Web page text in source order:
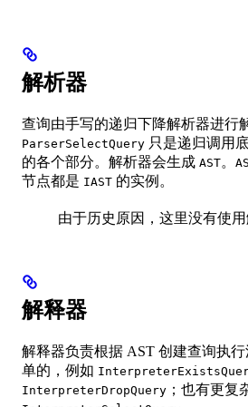
解析器
查询由手写的递归下降解析器进行
ParserSelectQuery 只是递归调用
的各个部分。解析器会生成 AST。
节点都是 IAST 的实例。
由于历史原因，这里没有使用
解释器
解释器负责根据 AST 创建查询执
单的，例如
InterpreterDropQuery ；也有更复